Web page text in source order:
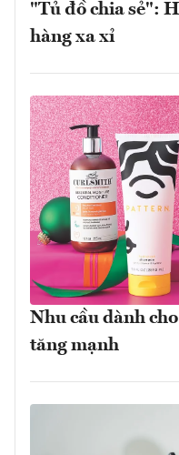
"Tủ đồ chia sẻ":
hàng xa xỉ
Nhu cầu dành
tăng mạnh